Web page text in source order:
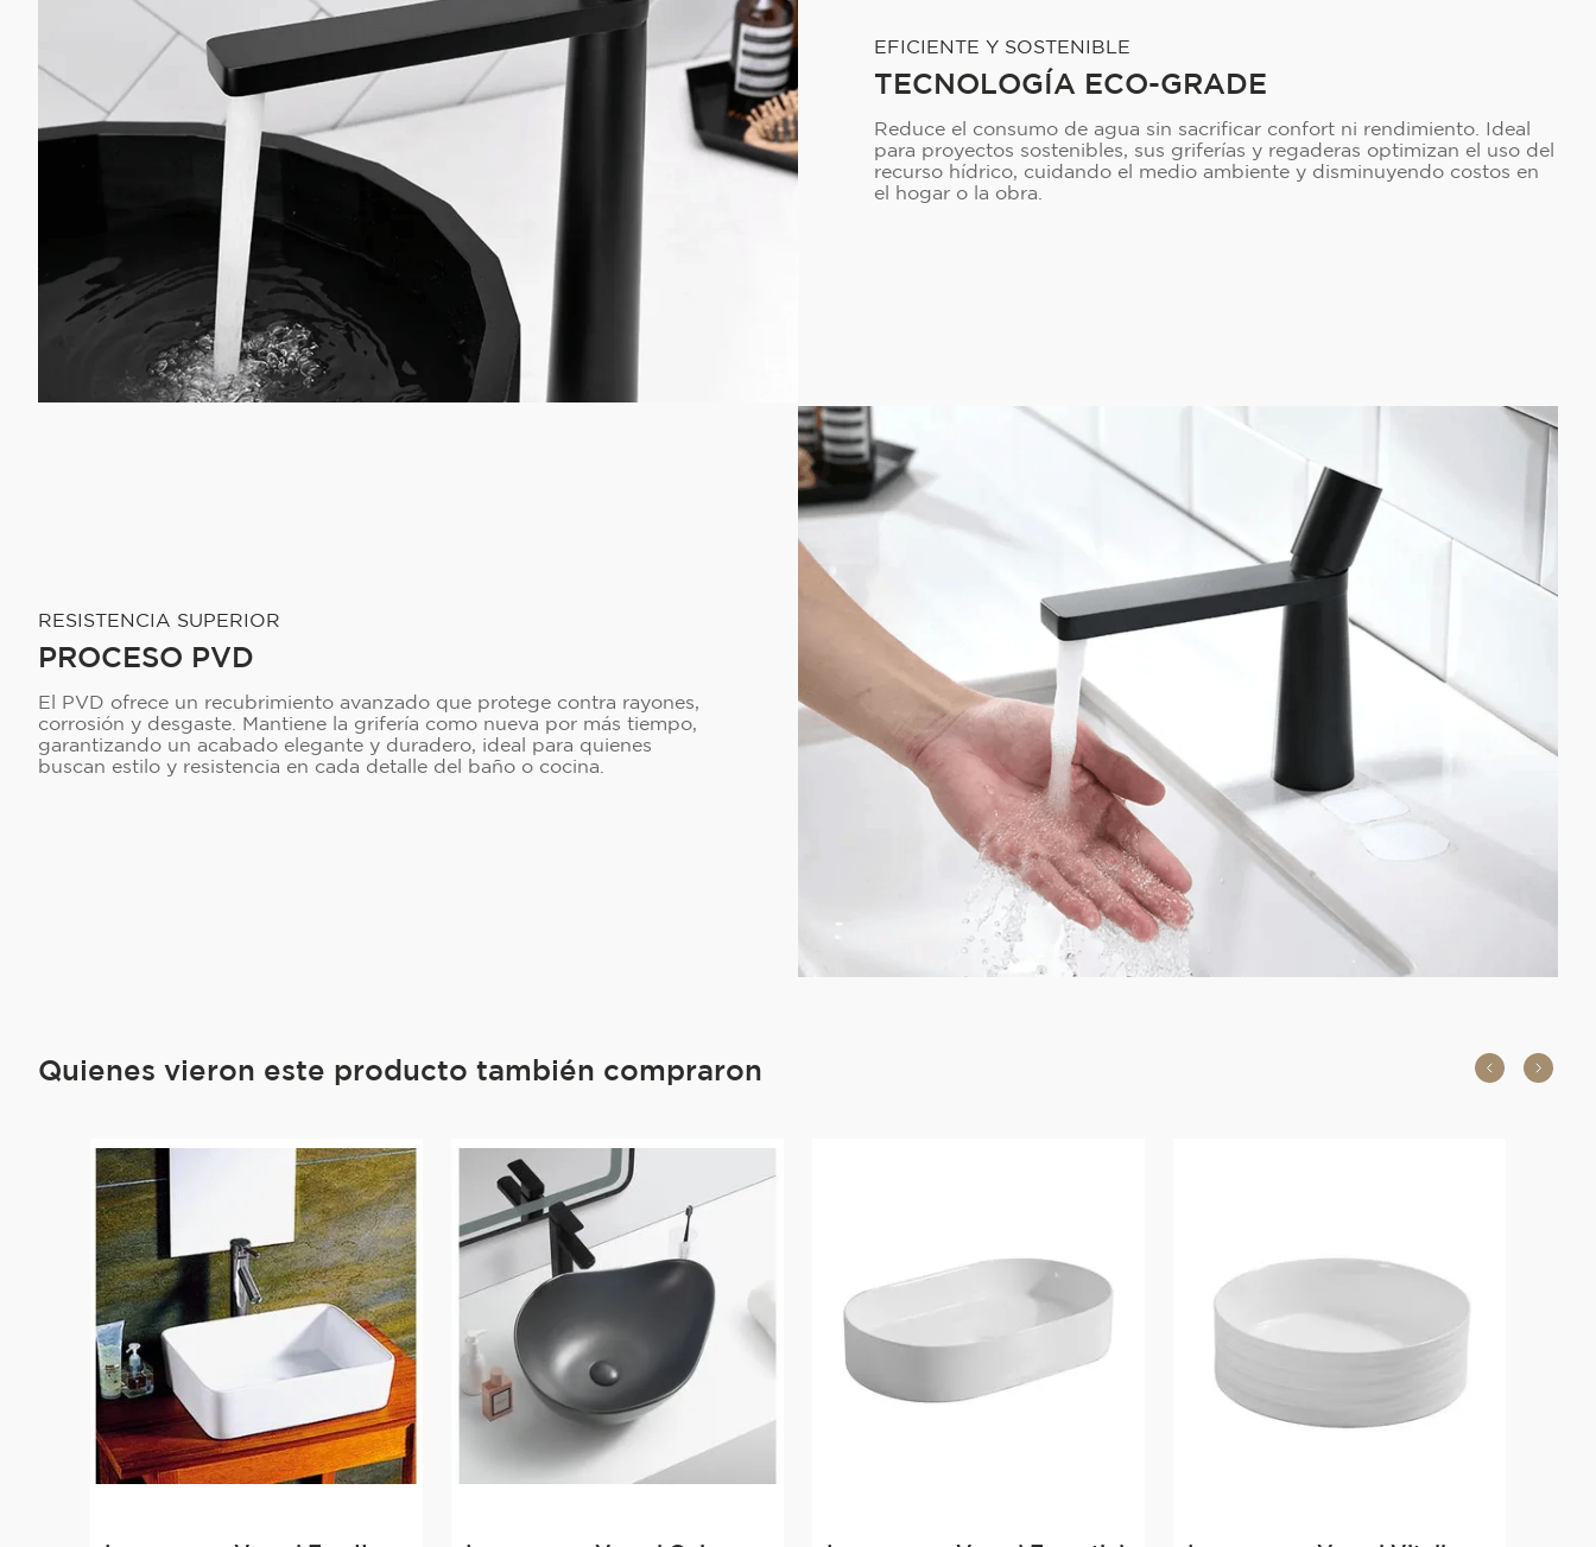
EFICIENTE Y SOSTENIBLE
TECNOLOGÍA ECO-GRADE
Reduce el consumo de agua sin sacrificar confort ni rendimiento. Ideal
para proyectos sostenibles, sus griferías y regaderas optimizan el uso del
recurso hídrico, cuidando el medio ambiente y disminuyendo costos en
el hogar o la obra.
RESISTENCIA SUPERIOR
PROCESO PVD
El PVD ofrece un recubrimiento avanzado que protege contra rayones,
corrosión y desgaste. Mantiene la grifería como nueva por más tiempo,
garantizando un acabado elegante y duradero, ideal para quienes
buscan estilo y resistencia en cada detalle del baño o cocina.
Quienes vieron este producto también compraron